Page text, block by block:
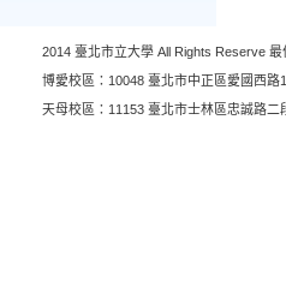
2014 臺北市立大學 All Rights Reserve
博愛校區：10048 臺北市中正區愛國西路
天母校區：11153 臺北市士林區忠誠路二